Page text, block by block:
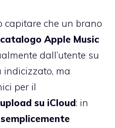
capitare che un brano
Apple Music
dall’utente su
indicizzato, ma
per il
su iCloud: in